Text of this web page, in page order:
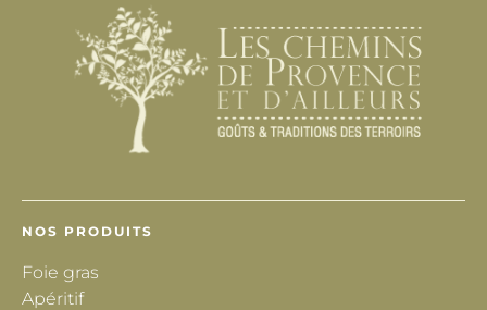
NOS PRODUITS
Foie gras
Apéritif